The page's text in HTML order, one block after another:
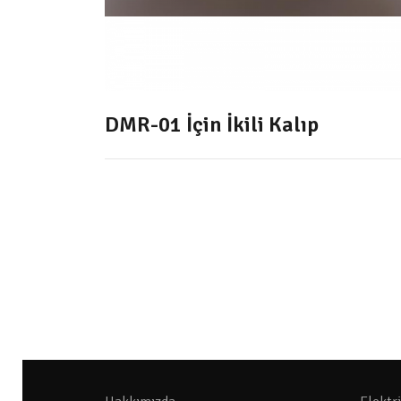
DMR-01 İçin İkili Kalıp